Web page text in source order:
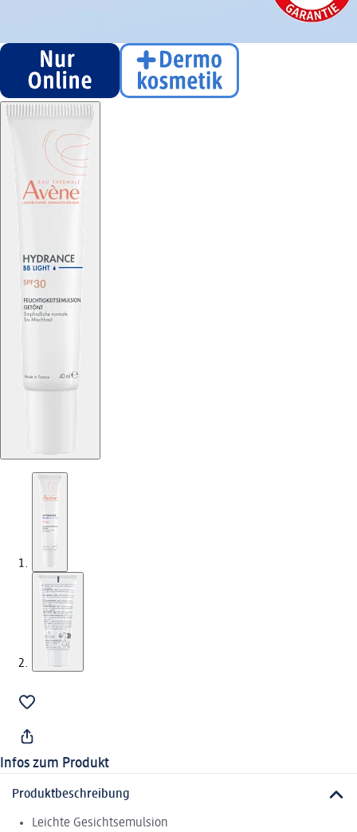
Infos zum Produkt
Produktbeschreibung
Leichte Gesichtsemulsion